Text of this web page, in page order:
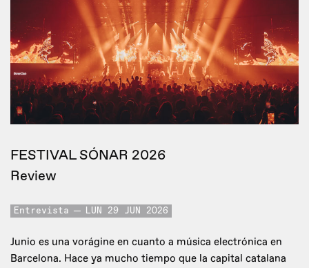
FESTIVAL SÓNAR 2026
Review
Entrevista LUN 29 JUN 2026
Junio es una vorágine en cuanto a música electrónica en
Barcelona. Hace ya mucho tiempo que la capital catalana